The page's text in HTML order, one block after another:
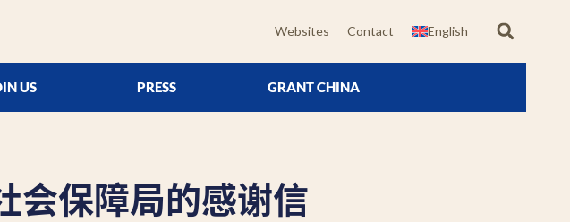
Websites Contact English
US PRESS GRANT CHINA
会保障局的感谢信